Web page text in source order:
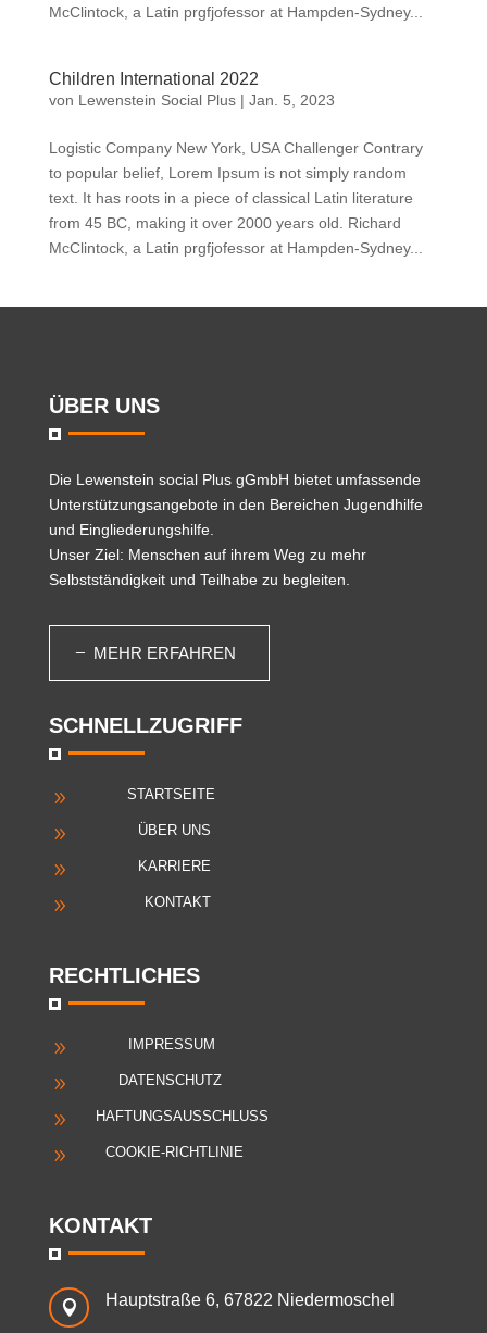
McClintock, a Latin prgfjofessor at Hampden-Sydney...
Children International 2022
von Lewenstein Social Plus| Jan. 5, 2023
Logistic Company New York, USA Challenger Contrary
to popular belief, Lorem Ipsum is not simply random
text. It has roots in a piece of classical Latin literature
from 45 BC, making it over 2000 years old. Richard
McClintock, a Latin prgfjofessor at Hampden-Sydney...
ÜBER UNS
Die Lewenstein social Plus gGmbH bietet umfassende
Unterstützungsangebote in den Bereichen Jugendhilfe
und Eingliederungshilfe.
Unser Ziel: Menschen auf ihrem Weg zu mehr
Selbstständigkeit und Teilhabe zu begleiten.
MEHR ERFAHREN
SCHNELLZUGRIFF
9 STARTSEITE
9 ÜBER UNS
9 KARRIERE
9 KONTAKT
RECHTLICHES
9 IMPRESSUM
9 DATENSCHUTZ
9 HAFTUNGSAUSSCHLUSS
9 COOKIE-RICHTLINIE
KONTAKT
 Hauptstraße 6, 67822 Niedermoschel